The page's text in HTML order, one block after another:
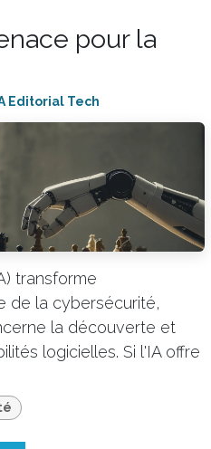
pour la
Editorial Tech
transforme
de la cybersécurité,
la découverte et
logicielles. Si l'IA offre